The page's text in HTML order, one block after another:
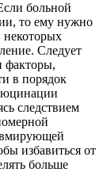
больной
то ему нужно
некоторых
Следует
факторы,
в порядок
следствием
избавиться от
больше